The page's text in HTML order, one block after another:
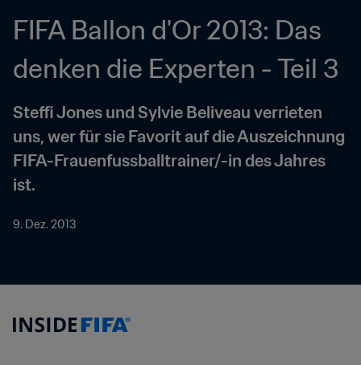
FIFA Ballon d'Or 2013: Das
denken die Experten - Teil 3
Steffi Jones und Sylvie Beliveau verrieten
uns, wer für sie Favorit auf die Auszeichnung
FIFA-Frauenfussballtrainer/-in des Jahres
ist.
9. Dez. 2013